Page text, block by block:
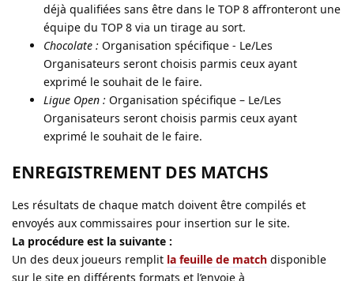
déjà qualifiées sans être dans le TOP 8 affronteront une
équipe du TOP 8 via un tirage au sort.
Chocolate : Organisation spécifique - Le/Les
Organisateurs seront choisis parmis ceux ayant
exprimé le souhait de le faire.
Ligue Open : Organisation spécifique – Le/Les
Organisateurs seront choisis parmis ceux ayant
exprimé le souhait de le faire.
ENREGISTREMENT DES MATCHS
Les résultats de chaque match doivent être compilés et
envoyés aux commissaires pour insertion sur le site.
La procédure est la suivante :
Un des deux joueurs remplit la feuille de match disponible
sur le site en différents formats et l’envoie à